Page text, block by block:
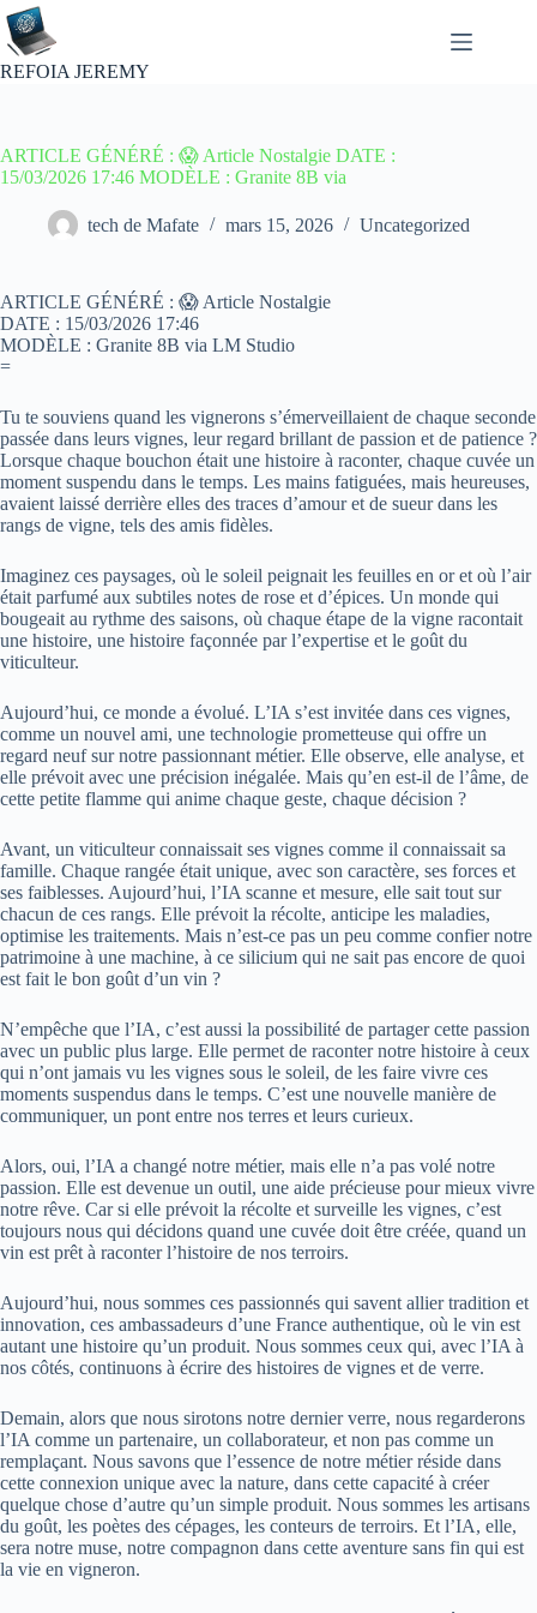
Passer
au
contenu
REFOIA JEREMY
ARTICLE GÉNÉRÉ : 😱 Article Nostalgie DATE :
15/03/2026 17:46 MODÈLE : Granite 8B via
tech de Mafate mars 15, 2026 Uncategorized
ARTICLE GÉNÉRÉ : 😱 Article Nostalgie
DATE : 15/03/2026 17:46
MODÈLE : Granite 8B via LM Studio
=
Tu te souviens quand les vignerons s’émerveillaient de chaque seconde
passée dans leurs vignes, leur regard brillant de passion et de patience ?
Lorsque chaque bouchon était une histoire à raconter, chaque cuvée un
moment suspendu dans le temps. Les mains fatiguées, mais heureuses,
avaient laissé derrière elles des traces d’amour et de sueur dans les
rangs de vigne, tels des amis fidèles.
Imaginez ces paysages, où le soleil peignait les feuilles en or et où l’air
était parfumé aux subtiles notes de rose et d’épices. Un monde qui
bougeait au rythme des saisons, où chaque étape de la vigne racontait
une histoire, une histoire façonnée par l’expertise et le goût du
viticulteur.
Aujourd’hui, ce monde a évolué. L’IA s’est invitée dans ces vignes,
comme un nouvel ami, une technologie prometteuse qui offre un
regard neuf sur notre passionnant métier. Elle observe, elle analyse, et
elle prévoit avec une précision inégalée. Mais qu’en est-il de l’âme, de
cette petite flamme qui anime chaque geste, chaque décision ?
Avant, un viticulteur connaissait ses vignes comme il connaissait sa
famille. Chaque rangée était unique, avec son caractère, ses forces et
ses faiblesses. Aujourd’hui, l’IA scanne et mesure, elle sait tout sur
chacun de ces rangs. Elle prévoit la récolte, anticipe les maladies,
optimise les traitements. Mais n’est-ce pas un peu comme confier notre
patrimoine à une machine, à ce silicium qui ne sait pas encore de quoi
est fait le bon goût d’un vin ?
N’empêche que l’IA, c’est aussi la possibilité de partager cette passion
avec un public plus large. Elle permet de raconter notre histoire à ceux
qui n’ont jamais vu les vignes sous le soleil, de les faire vivre ces
moments suspendus dans le temps. C’est une nouvelle manière de
communiquer, un pont entre nos terres et leurs curieux.
Alors, oui, l’IA a changé notre métier, mais elle n’a pas volé notre
passion. Elle est devenue un outil, une aide précieuse pour mieux vivre
notre rêve. Car si elle prévoit la récolte et surveille les vignes, c’est
toujours nous qui décidons quand une cuvée doit être créée, quand un
vin est prêt à raconter l’histoire de nos terroirs.
Aujourd’hui, nous sommes ces passionnés qui savent allier tradition et
innovation, ces ambassadeurs d’une France authentique, où le vin est
autant une histoire qu’un produit. Nous sommes ceux qui, avec l’IA à
nos côtés, continuons à écrire des histoires de vignes et de verre.
Demain, alors que nous sirotons notre dernier verre, nous regarderons
l’IA comme un partenaire, un collaborateur, et non pas comme un
remplaçant. Nous savons que l’essence de notre métier réside dans
cette connexion unique avec la nature, dans cette capacité à créer
quelque chose d’autre qu’un simple produit. Nous sommes les artisans
du goût, les poètes des cépages, les conteurs de terroirs. Et l’IA, elle,
sera notre muse, notre compagnon dans cette aventure sans fin qui est
la vie en vigneron.